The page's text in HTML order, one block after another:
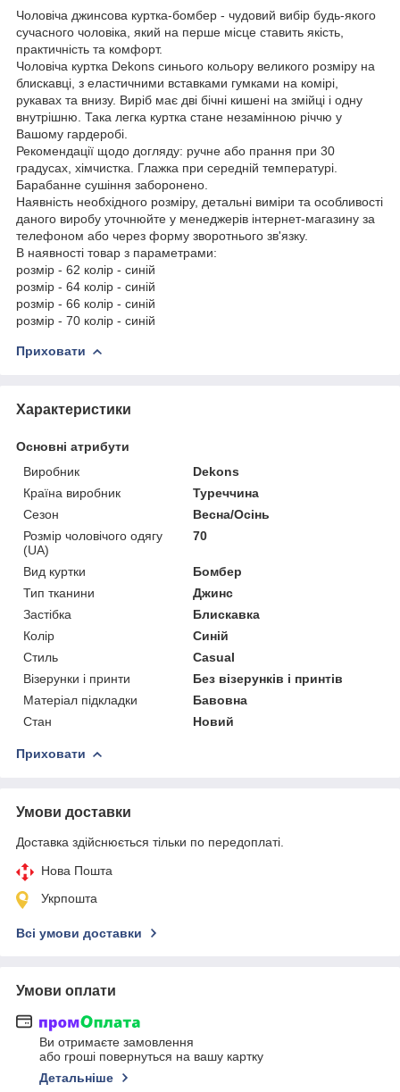
Чоловіча джинсова куртка-бомбер - чудовий вибір будь-якого
сучасного чоловіка, який на перше місце ставить якість,
практичність та комфорт.
Чоловіча куртка Dekons синього кольору великого розміру на
блискавці, з еластичними вставками гумками на комірі,
рукавах та внизу. Виріб має дві бічні кишені на змійці і одну
внутрішню. Така легка куртка стане незамінною річчю у
Вашому гардеробі.
Рекомендації щодо догляду: ручне або прання при 30
градусах, хімчистка. Глажка при середній температурі.
Барабанне сушіння заборонено.
Наявність необхідного розміру, детальні виміри та особливості
даного виробу уточнюйте у менеджерів інтернет-магазину за
телефоном або через форму зворотнього зв'язку.
В наявності товар з параметрами:
розмір - 62 колір - синій
розмір - 64 колір - синій
розмір - 66 колір - синій
розмір - 70 колір - синій
Приховати
Характеристики
Основні атрибути
Виробник
Dekons
Країна виробник
Туреччина
Сезон
Весна/Осінь
Розмір чоловічого одягу
(UA)
70
Вид куртки
Бомбер
Тип тканини
Джинс
Застібка
Блискавка
Колір
Синій
Стиль
Casual
Візерунки і принти
Без візерунків і принтів
Матеріал підкладки
Бавовна
Стан
Новий
Приховати
Умови доставки
Доставка здійснюється тільки по передоплаті.
Нова Пошта
Укрпошта
Всі умови доставки
Умови оплати
Ви отримаєте замовлення
або гроші повернуться на вашу картку
Детальніше